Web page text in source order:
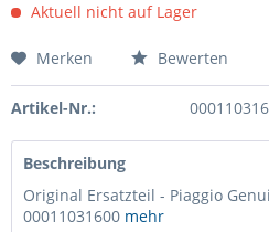
Aktuell nicht auf Lager
Merken Bewerten
Artikel-Nr.:
Beschreibung
Original Ersatzteil - Piaggio
00011031600 mehr